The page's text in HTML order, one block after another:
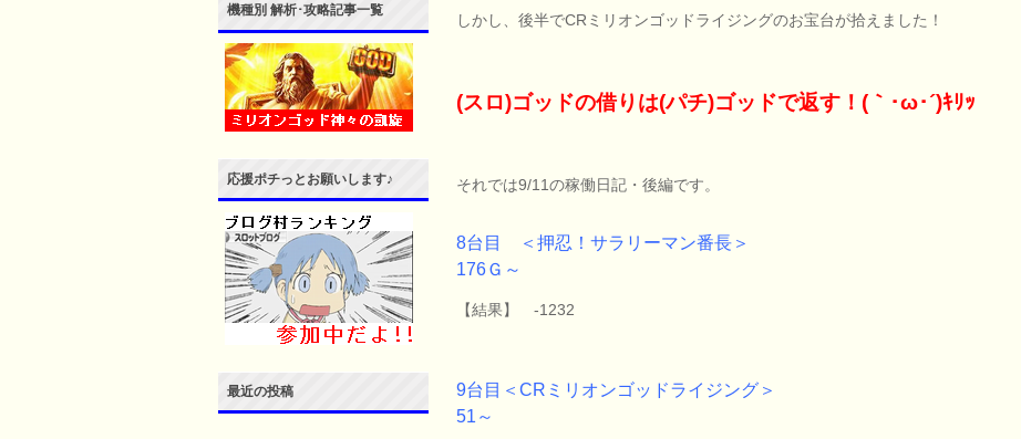
しかし、後半でCRミリオンゴッドライジングのお宝台が拾えました！
(スロ)ゴッドの借りは(パチ)ゴッドで返す！(｀･ω･´)ｷﾘｯ
それでは9/11の稼働日記・後編です。
8台目 ＜押忍！サラリーマン番長＞
176Ｇ～
【結果】 -1232
9台目＜CRミリオンゴッドライジング＞
51～
機種別 解析･攻略記事一覧
応援ポチっとお願いします♪
最近の投稿